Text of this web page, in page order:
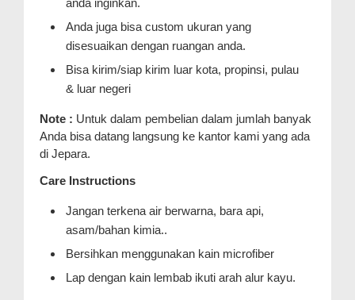
anda inginkan.
Anda juga bisa custom ukuran yang
disesuaikan dengan ruangan anda.
Bisa kirim/siap kirim luar kota, propinsi, pulau
& luar negeri
Note : Untuk dalam pembelian dalam jumlah banyak
Anda bisa datang langsung ke kantor kami yang ada
di Jepara.
Care Instructions
Jangan terkena air berwarna, bara api,
asam/bahan kimia..
Bersihkan menggunakan kain microfiber
Lap dengan kain lembab ikuti arah alur kayu.